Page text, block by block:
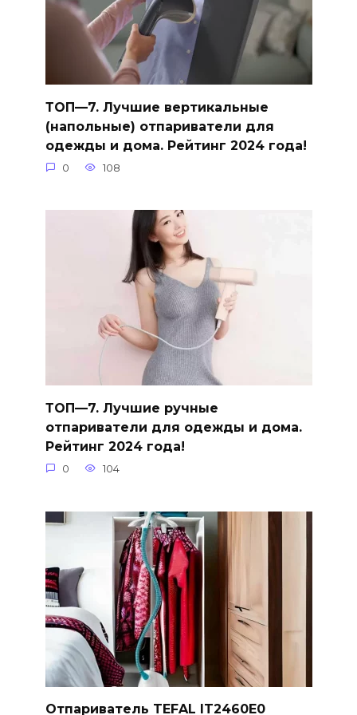
ТОП—7. Лучшие вертикальные
(напольные) отпариватели для
одежды и дома. Рейтинг 2024 года!
0 108
ТОП—7. Лучшие ручные
отпариватели для одежды и дома.
Рейтинг 2024 года!
0 104
Отпариватель TEFAL IT2460E0